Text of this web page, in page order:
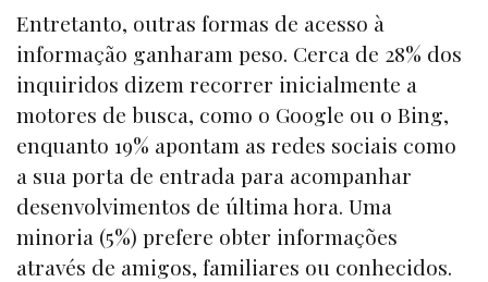
Entretanto, outras formas de acesso à
informação ganharam peso. Cerca de 28% dos
inquiridos dizem recorrer inicialmente a
motores de busca, como o Google ou o Bing,
enquanto 19% apontam as redes sociais como
a sua porta de entrada para acompanhar
desenvolvimentos de última hora. Uma
minoria (5%) prefere obter informações
através de amigos, familiares ou conhecidos.